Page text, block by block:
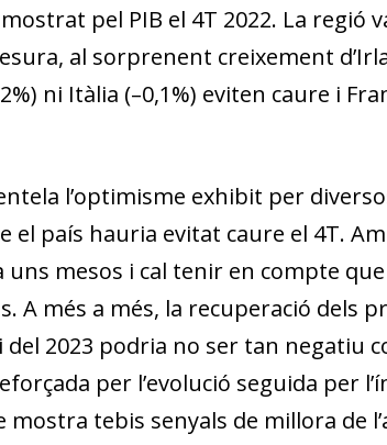
pel PIB el 4T 2022. La regió
al sorprenent creixement
ni Itàlia (–0,1%) eviten caure i
l’optimisme exhibit per
el país hauria evitat caure el 4T.
uns mesos i cal tenir en compte
A més a més, la recuperació dels
2023 podria no ser tan negatiu
per l’evolució seguida per
tebis senyals de millora de